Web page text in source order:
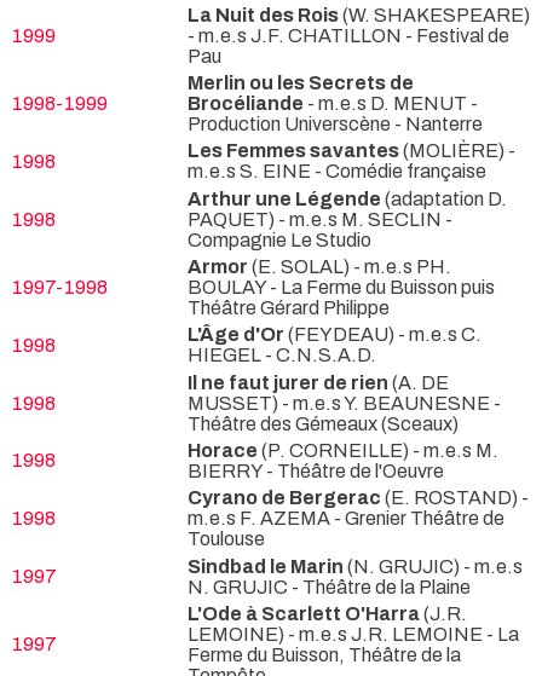
1999
La Nuit des Rois(W. SHAKESPEARE)
- m.e.s J.F. CHATILLON - Festival de
Pau
1998-1999
Merlin ou les Secrets de
Brocéliande - m.e.s D. MENUT -
Production Universcène - Nanterre
1998
Les Femmes savantes(MOLIÈRE) -
m.e.s S. EINE - Comédie française
1998
Arthur une Légende (adaptation D.
PAQUET) - m.e.s M. SECLIN -
Compagnie Le Studio
1997-1998
Armor (E. SOLAL) - m.e.s PH.
BOULAY- La Ferme du Buisson puis
Théâtre Gérard Philippe
1998
L'Âge d'Or (FEYDEAU) - m.e.s C.
HIEGEL - C.N.S.A.D.
1998
Il ne faut jurer de rien (A. DE
MUSSET) - m.e.s Y. BEAUNESNE -
Théâtre des Gémeaux (Sceaux)
1998
Horace (P. CORNEILLE) - m.e.s M.
BIERRY- Théâtre de l'Oeuvre
1998
Cyrano de Bergerac (E. ROSTAND) -
m.e.s F. AZEMA - Grenier Théâtre de
Toulouse
1997
Sindbad le Marin (N. GRUJIC) - m.e.s
N. GRUJIC - Théâtre de la Plaine
1997
L'Ode à Scarlett O'Harra(J.R.
LEMOINE) - m.e.s J.R. LEMOINE - La
Ferme du Buisson, Théâtre de la